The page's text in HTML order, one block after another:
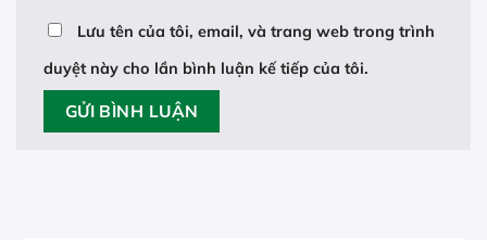
Lưu tên của tôi, email, và trang web trong trình
duyệt này cho lần bình luận kế tiếp của tôi.